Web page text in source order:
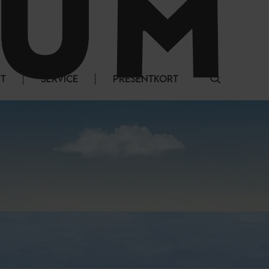
LOGGA IN
SERVICE PRESENTKORT